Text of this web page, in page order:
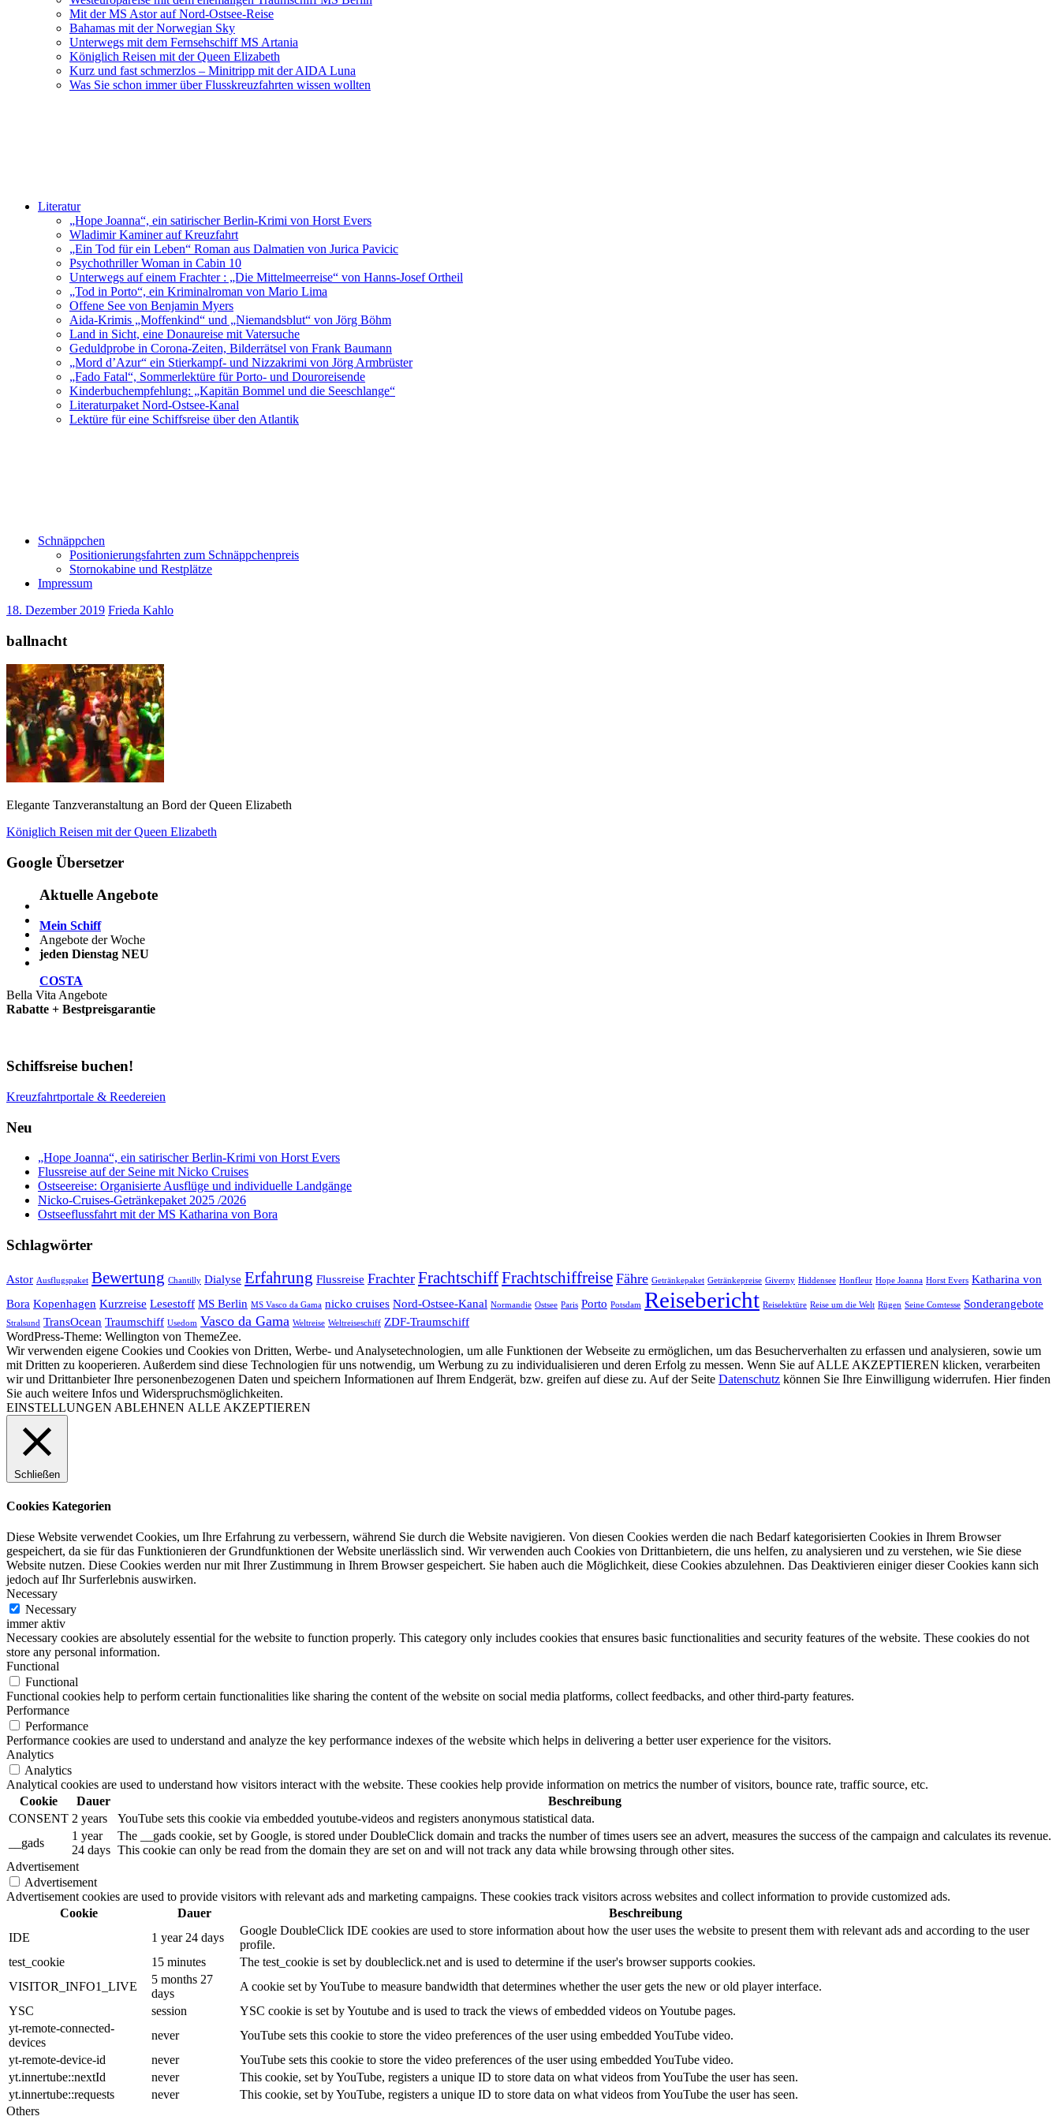
Mit der MS Astor auf Nord-Ostsee-Reise
Bahamas mit der Norwegian Sky
Unterwegs mit dem Fernsehschiff MS Artania
Königlich Reisen mit der Queen Elizabeth
Kurz und fast schmerzlos – Minitripp mit der AIDA Luna
Was Sie schon immer über Flusskreuzfahrten wissen wollten
Literatur
„Hope Joanna“, ein satirischer Berlin-Krimi von Horst Evers
Wladimir Kaminer auf Kreuzfahrt
„Ein Tod für ein Leben“ Roman aus Dalmatien von Jurica Pavicic
Psychothriller Woman in Cabin 10
Unterwegs auf einem Frachter : „Die Mittelmeerreise“ von Hanns-Josef Ortheil
„Tod in Porto“, ein Kriminalroman von Mario Lima
Offene See von Benjamin Myers
Aida-Krimis „Moffenkind“ und „Niemandsblut“ von Jörg Böhm
Land in Sicht, eine Donaureise mit Vatersuche
Geduldprobe in Corona-Zeiten, Bilderrätsel von Frank Baumann
„Mord d’Azur“ ein Stierkampf- und Nizzakrimi von Jörg Armbrüster
„Fado Fatal“, Sommerlektüre für Porto- und Douroreisende
Kinderbuchempfehlung: „Kapitän Bommel und die Seeschlange“
Literaturpaket Nord-Ostsee-Kanal
Lektüre für eine Schiffsreise über den Atlantik
Schnäppchen
Positionierungsfahrten zum Schnäppchenpreis
Stornokabine und Restplätze
Impressum
18. Dezember 2019 Frieda Kahlo
ballnacht
Elegante Tanzveranstaltung an Bord der Queen Elizabeth
Beitragsnavigation
Vorheriger
Königlich Reisen mit der Queen Elizabeth
Google Übersetzer
Aktuelle Angebote
Mein Schiff
Angebote der Woche
jeden Dienstag NEU
COSTA
Bella Vita Angebote
Rabatte + Bestpreisgarantie
Schiffsreise buchen!
Kreuzfahrtportale & Reedereien
Neu
„Hope Joanna“, ein satirischer Berlin-Krimi von Horst Evers
Flussreise auf der Seine mit Nicko Cruises
Ostseereise: Organisierte Ausflüge und individuelle Landgänge
Nicko-Cruises-Getränkepaket 2025 /2026
Ostseeflussfahrt mit der MS Katharina von Bora
Schlagwörter
Astor Ausflugspaket Bewertung Chantilly Dialyse Erfahrung Flussreise Frachter FrachtschiffFrachtschiffreise Fähre Getränkepaket Getränkepreise Giverny Hiddensee Honfleur Hope Joanna Horst Evers Katharina von
Bora Kopenhagen Kurzreise Lesestoff MS Berlin MS Vasco da Gama nicko cruises Nord-Ostsee-Kanal Normandie Ostsee Paris Porto Potsdam Reisebericht Reiselektüre Reise um die Welt Rügen Seine Comtesse Sonderangebote
Stralsund TransOcean Traumschiff Usedom Vasco da Gama Weltreise Weltreiseschiff ZDF-Traumschiff
WordPress-Theme: Wellington von ThemeZee.
Wir verwenden eigene Cookies und Cookies von Dritten, Werbe- und Analysetechnologien, um alle Funktionen der Webseite zu ermöglichen, um das Besucherverhalten zu erfassen und analysieren, sowie um
mit Dritten zu kooperieren. Außerdem sind diese Technologien für uns notwendig, um Werbung zu zu individualisieren und deren Erfolg zu messen. Wenn Sie auf ALLE AKZEPTIEREN klicken, verarbeiten
wir und Drittanbieter Ihre personenbezogenen Daten und speichern Informationen auf Ihrem Endgerät, bzw. greifen auf diese zu. Auf der Seite Datenschutz können Sie Ihre Einwilligung widerrufen. Hier finden
Sie auch weitere Infos und Widerspruchsmöglichkeiten.
EINSTELLUNGEN ABLEHNEN ALLE AKZEPTIEREN
Schließen
Cookies Kategorien
Diese Website verwendet Cookies, um Ihre Erfahrung zu verbessern, während Sie durch die Website navigieren. Von diesen Cookies werden die nach Bedarf kategorisierten Cookies in Ihrem Browser
gespeichert, da sie für das Funktionieren der Grundfunktionen der Website unerlässlich sind. Wir verwenden auch Cookies von Drittanbietern, die uns helfen, zu analysieren und zu verstehen, wie Sie diese
Website nutzen. Diese Cookies werden nur mit Ihrer Zustimmung in Ihrem Browser gespeichert. Sie haben auch die Möglichkeit, diese Cookies abzulehnen. Das Deaktivieren einiger dieser Cookies kann sich
jedoch auf Ihr Surferlebnis auswirken.
Necessary
Necessary
immer aktiv
Necessary cookies are absolutely essential for the website to function properly. This category only includes cookies that ensures basic functionalities and security features of the website. These cookies do not
store any personal information.
Functional
Functional
Functional cookies help to perform certain functionalities like sharing the content of the website on social media platforms, collect feedbacks, and other third-party features.
Performance
Performance
Performance cookies are used to understand and analyze the key performance indexes of the website which helps in delivering a better user experience for the visitors.
Analytics
Analytics
Analytical cookies are used to understand how visitors interact with the website. These cookies help provide information on metrics the number of visitors, bounce rate, traffic source, etc.
Cookie
Dauer
Beschreibung
CONSENT 2 years
YouTube sets this cookie via embedded youtube-videos and registers anonymous statistical data.
__gads
1 year
24 days
The __gads cookie, set by Google, is stored under DoubleClick domain and tracks the number of times users see an advert, measures the success of the campaign and calculates its revenue.
This cookie can only be read from the domain they are set on and will not track any data while browsing through other sites.
Advertisement
Advertisement
Advertisement cookies are used to provide visitors with relevant ads and marketing campaigns. These cookies track visitors across websites and collect information to provide customized ads.
Cookie
Dauer
Beschreibung
IDE
1 year 24 days
Google DoubleClick IDE cookies are used to store information about how the user uses the website to present them with relevant ads and according to the user
profile.
test_cookie
15 minutes
The test_cookie is set by doubleclick.net and is used to determine if the user's browser supports cookies.
VISITOR_INFO1_LIVE
5 months 27
days
A cookie set by YouTube to measure bandwidth that determines whether the user gets the new or old player interface.
YSC
session
YSC cookie is set by Youtube and is used to track the views of embedded videos on Youtube pages.
yt-remote-connected-
devices
never
YouTube sets this cookie to store the video preferences of the user using embedded YouTube video.
yt-remote-device-id
never
YouTube sets this cookie to store the video preferences of the user using embedded YouTube video.
yt.innertube::nextId
never
This cookie, set by YouTube, registers a unique ID to store data on what videos from YouTube the user has seen.
yt.innertube::requests
never
This cookie, set by YouTube, registers a unique ID to store data on what videos from YouTube the user has seen.
Others